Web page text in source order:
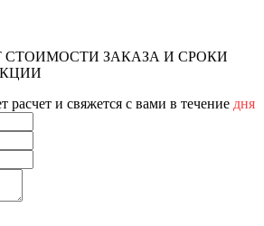
СТОИМОСТИ ЗАКАЗА И СРОКИ
расчет и свяжется с вами в течение дня